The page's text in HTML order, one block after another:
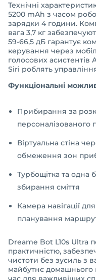
Технічні
5200 mAh з часом
зарядки 4 години.
вага 3,7 кг
59-66,5 дБ гарантує
керування через
голосових асистентів
Siri роблять
Функціональні
Прибирання за
персоналізованого
Віртуальна стіна
обмеження зон
Турбощітка та одна
збирання сміття
Камера навігації
планування
Dreame Bot L10s Ultra
практичністю,
чистоти без зусиль з
майбутнє домашнього